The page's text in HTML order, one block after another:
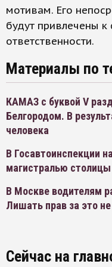
мотивам. Его
будут привлечены к
ответственности.
Материалы по
КАМАЗ с буквой V
Белгородом. В
человека
В Госавтоинспекции
магистралью столицы
В Москве водителям
Лишать прав за это
Сейчас на